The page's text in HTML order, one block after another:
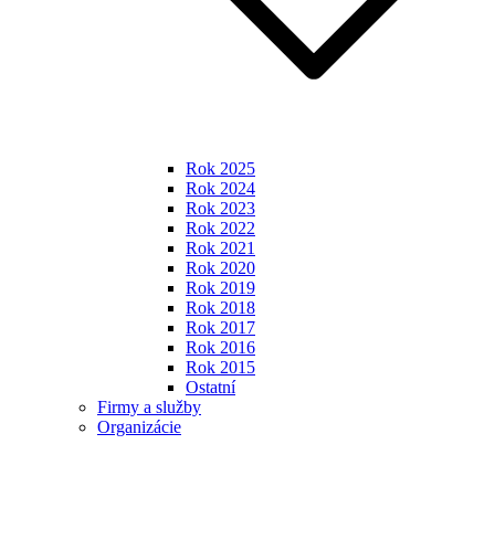
Rok 2025
Rok 2024
Rok 2023
Rok 2022
Rok 2021
Rok 2020
Rok 2019
Rok 2018
Rok 2017
Rok 2016
Rok 2015
Ostatní
Firmy a služby
Organizácie